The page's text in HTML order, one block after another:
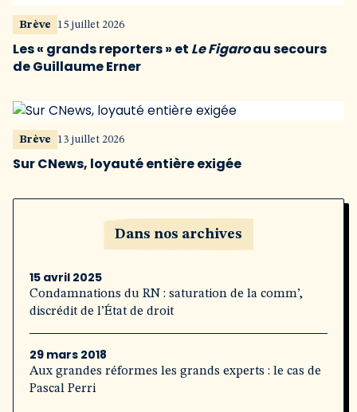
Brève 15 juillet 2026
Les « grands reporters » et Le Figaroau secours
de Guillaume Erner
Brève 13 juillet 2026
Sur CNews, loyauté entière exigée
Dans nos archives
15 avril 2025
Condamnations du RN : saturation de la comm’,
discrédit de l’État de droit
29 mars 2018
Aux grandes réformes les grands experts : le cas de
Pascal Perri